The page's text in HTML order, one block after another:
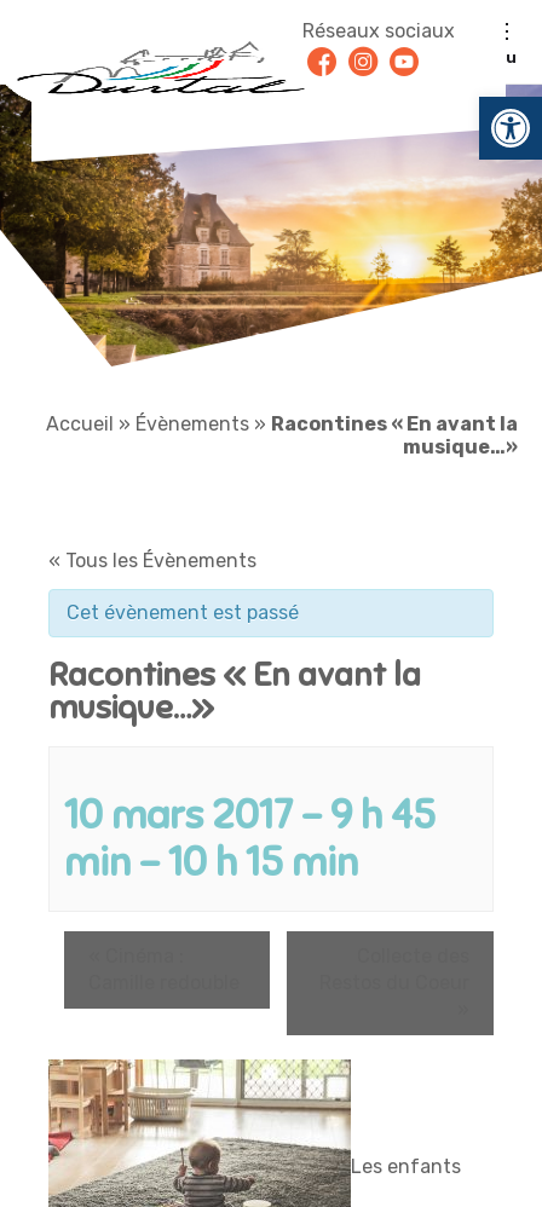
Menu
Réseaux sociaux
FacebookInstagram
Youtube
Accueil » Évènements » Racontines « En avant la
musique…»
« Tous les Évènements
Cet évènement est passé
Racontines « En avant la
musique…»
10 mars 2017 - 9 h 45
min-10 h 15 min
Les enfants